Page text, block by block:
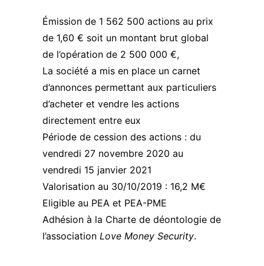
Émission de 1 562 500 actions au prix
de 1,60 € soit un montant brut global
de l’opération de 2 500 000 €,
La société a mis en place un carnet
d’annonces permettant aux particuliers
d’acheter et vendre les actions
directement entre eux
Période de cession des actions : du
vendredi 27 novembre 2020 au
vendredi 15 janvier 2021
Valorisation au 30/10/2019 : 16,2 M€
Eligible au PEA et PEA-PME
Adhésion à la Charte de déontologie de
l’association Love Money Security.